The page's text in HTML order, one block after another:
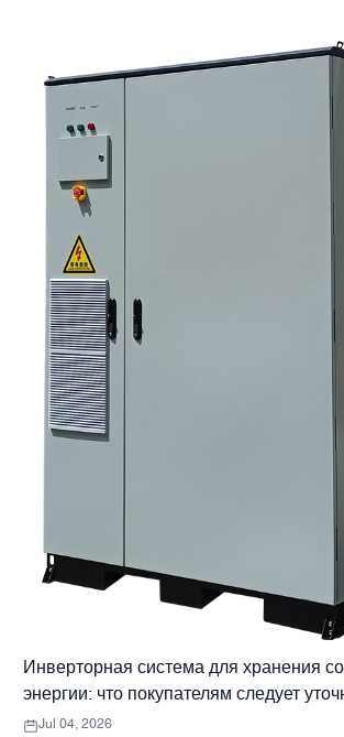
Инверторная система для хранения
энергии: что покупателям следует
очередь
Jul 04, 2026